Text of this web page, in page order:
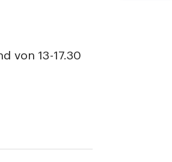
von 13-17.30